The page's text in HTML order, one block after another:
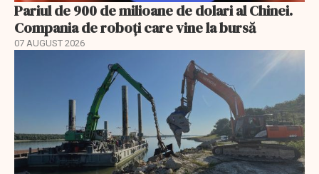
Pariul de 900 de milioane de dolari al Chinei.
Compania de roboți care vine la bursă
07 AUGUST 2026